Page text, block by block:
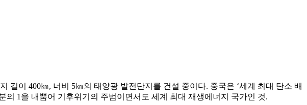
길이 400㎞, 너비 5㎞의 태양광 발전단지를 건설 중이다. 중국은 ‘세계 최대 탄소 배
의 1을 내뿜어 기후위기의 주범이면서도 세계 최대 재생에너지 국가인 것.